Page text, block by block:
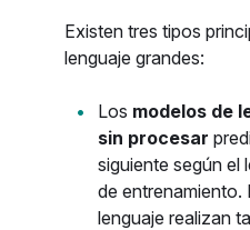
Existen tres tipos
lenguaje grandes:
Los modelos de
sin procesar
siguiente según el
de entrenamiento.
lenguaje realizan